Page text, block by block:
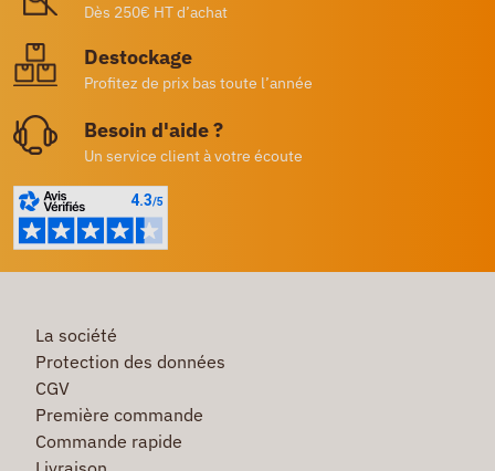
Dès 250€ HT d’achat
Destockage
Profitez de prix bas toute l’année
Besoin d'aide ?
Un service client à votre écoute
La société
Protection des données
CGV
Première commande
Commande rapide